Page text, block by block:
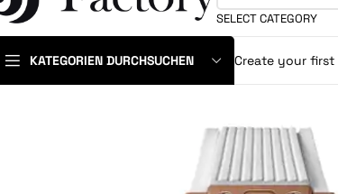
SELECT CATEGORY
KATEGORIEN DURCHSUCHEN Create your first